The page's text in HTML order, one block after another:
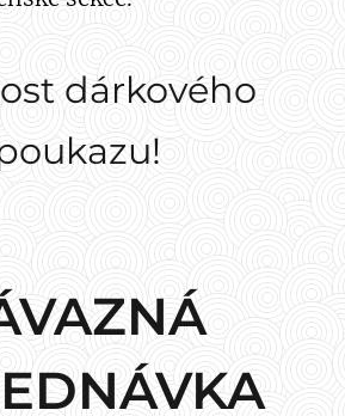
dárkového